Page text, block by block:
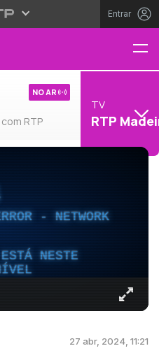
Entrar
RTP
NO AR
TV
RTP
- NETWORK
NESTE
27 abr, 2024, 11:21